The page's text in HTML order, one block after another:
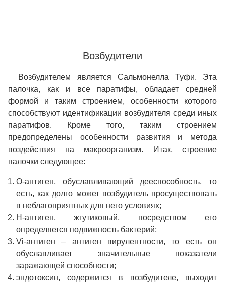
Возбудители
Возбудителем является Сальмонелла Туфи. Эта
палочка, как и все паратифы, обладает средней
формой и таким строением, особенности которого
способствуют идентификации возбудителя среди иных
паратифов. Кроме того, таким строением
предопределены особенности развития и метода
воздействия на макроорганизм. Итак, строение
палочки следующее:
О-антиген, обуславливающий дееспособность, то
есть, как долго может возбудитель просуществовать
в неблагоприятных для него условиях;
Н-антиген, жгутиковый, посредством его
определяется подвижность бактерий;
Vi-антиген – антиген вирулентности, то есть он
обуславливает значительные показатели
заражающей способности;
эндотоксин, содержится в возбудителе, выходит